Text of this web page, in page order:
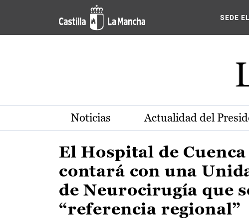
Pasar al contenido principal
Actualidad de la región de SEDE
Noticias Actualidad del
El Hospital de Cuenca
contará con una
de Neurocirugía que
“referencia regional”